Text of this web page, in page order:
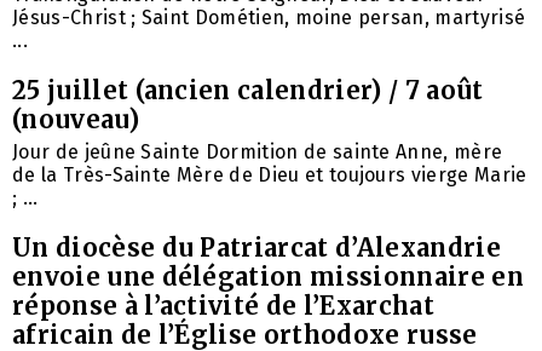
Jésus-Christ ; Saint Dométien, moine persan, martyrisé
...
25 juillet (ancien calendrier) / 7 août
(nouveau)
Jour de jeûne Sainte Dormition de sainte Anne, mère
de la Très-Sainte Mère de Dieu et toujours vierge Marie
; ...
Un diocèse du Patriarcat d’Alexandrie
envoie une délégation missionnaire en
réponse à l’activité de l’Exarchat
africain de l’Église orthodoxe russe